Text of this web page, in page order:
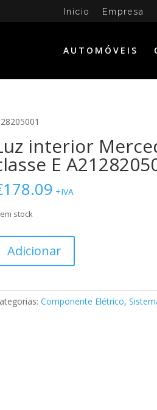
Início Empresa
AUTOMÓVEIS
interior
E
178.09 +IVA
stock
Adicionar
Componente Elétrico,